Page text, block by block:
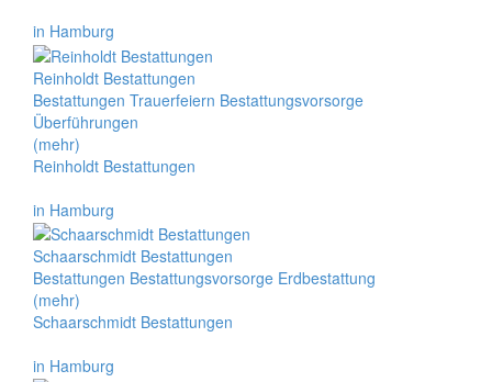
in Hamburg
Reinholdt Bestattungen
Bestattungen Trauerfeiern Bestattungsvorsorge
Überführungen
(mehr)
Reinholdt Bestattungen
in Hamburg
Schaarschmidt Bestattungen
Bestattungen Bestattungsvorsorge Erdbestattung
(mehr)
Schaarschmidt Bestattungen
in Hamburg